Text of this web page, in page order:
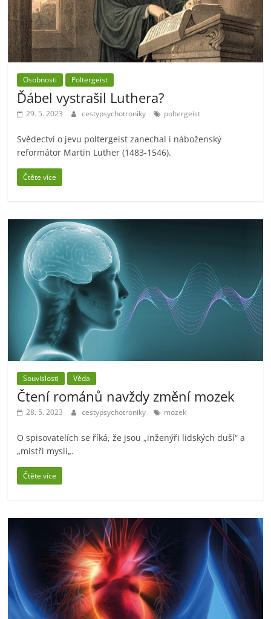
Osobnosti Poltergeist
Ďábel vystrašil Luthera?
29. 5. 2023 cestypsychotroniky poltergeist
Svědectví o jevu poltergeist zanechal i náboženský
reformátor Martin Luther (1483-1546).
Čtěte více
Souvislosti Věda
Čtení románů navždy změní mozek
28. 5. 2023 cestypsychotroniky mozek
O spisovatelích se říká, že jsou „inženýři lidských duší“ a
„mistři mysli„.
Čtěte více